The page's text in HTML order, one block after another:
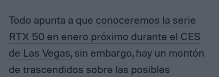
Todo apunta a que conoceremos la serie
RTX 50 en enero próximo durante el CES
de Las Vegas, sin embargo, hay un montón
de trascendidos sobre las posibles